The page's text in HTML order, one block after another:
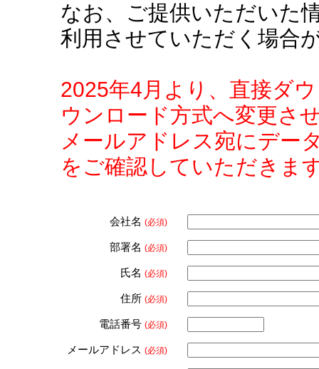
なお、ご提供いただいた
利用させていただく場合
2025年4月より、直接ダ
ウンロード方式へ変更さ
メールアドレス宛にデー
をご確認していただきま
会社名 (必須)
部署名 (必須)
氏名 (必須)
住所 (必須)
電話番号 (必須)
メールアドレス (必須)